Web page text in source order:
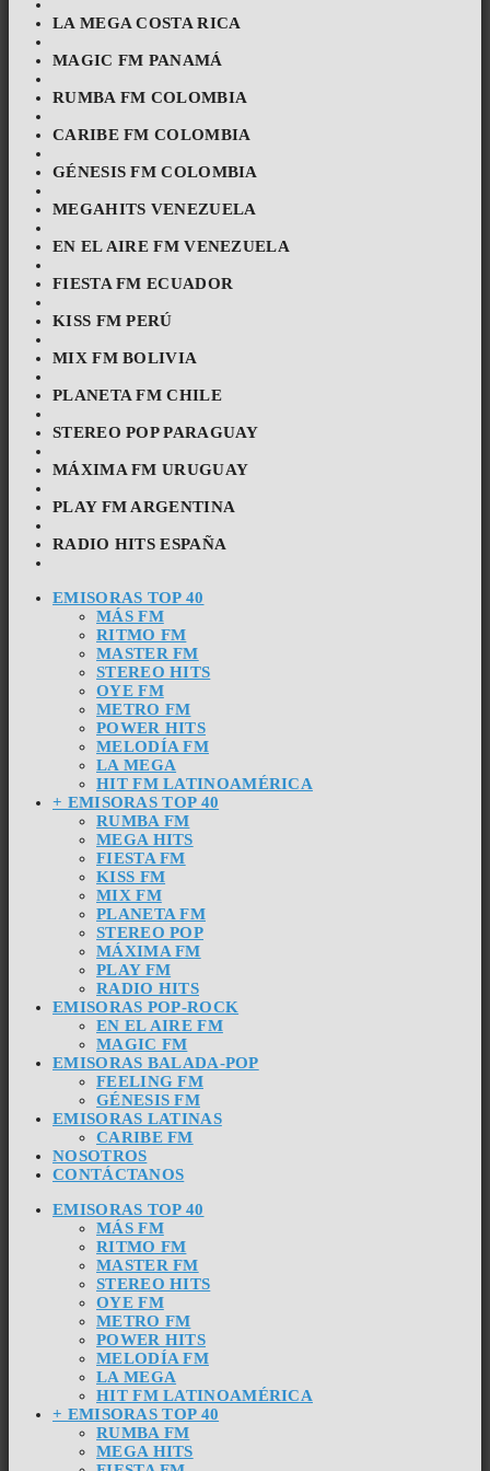
LA MEGA COSTA RICA
MAGIC FM PANAMÁ
RUMBA FM COLOMBIA
CARIBE FM COLOMBIA
GÉNESIS FM COLOMBIA
MEGAHITS VENEZUELA
EN EL AIRE FM VENEZUELA
FIESTA FM ECUADOR
KISS FM PERÚ
MIX FM BOLIVIA
PLANETA FM CHILE
STEREO POP PARAGUAY
MÁXIMA FM URUGUAY
PLAY FM ARGENTINA
RADIO HITS ESPAÑA
EMISORAS TOP 40
MÁS FM
RITMO FM
MASTER FM
STEREO HITS
OYE FM
METRO FM
POWER HITS
MELODÍA FM
LA MEGA
HIT FM LATINOAMÉRICA
+ EMISORAS TOP 40
RUMBA FM
MEGA HITS
FIESTA FM
KISS FM
MIX FM
PLANETA FM
STEREO POP
MÁXIMA FM
PLAY FM
RADIO HITS
EMISORAS POP-ROCK
EN EL AIRE FM
MAGIC FM
EMISORAS BALADA-POP
FEELING FM
GÉNESIS FM
EMISORAS LATINAS
CARIBE FM
NOSOTROS
CONTÁCTANOS
EMISORAS TOP 40
MÁS FM
RITMO FM
MASTER FM
STEREO HITS
OYE FM
METRO FM
POWER HITS
MELODÍA FM
LA MEGA
HIT FM LATINOAMÉRICA
+ EMISORAS TOP 40
RUMBA FM
MEGA HITS